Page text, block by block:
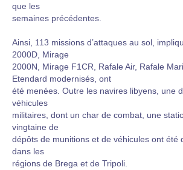
que les
semaines précédentes.
Ainsi, 113 missions d’attaques au sol,
2000D, Mirage
2000N, Mirage F1CR, Rafale Air, Rafale
Etendard modernisés, ont
été menées. Outre les navires libyens, une
véhicules
militaires, dont un char de combat, une
vingtaine de
dépôts de munitions et de véhicules ont été
dans les
régions de Brega et de Tripoli.